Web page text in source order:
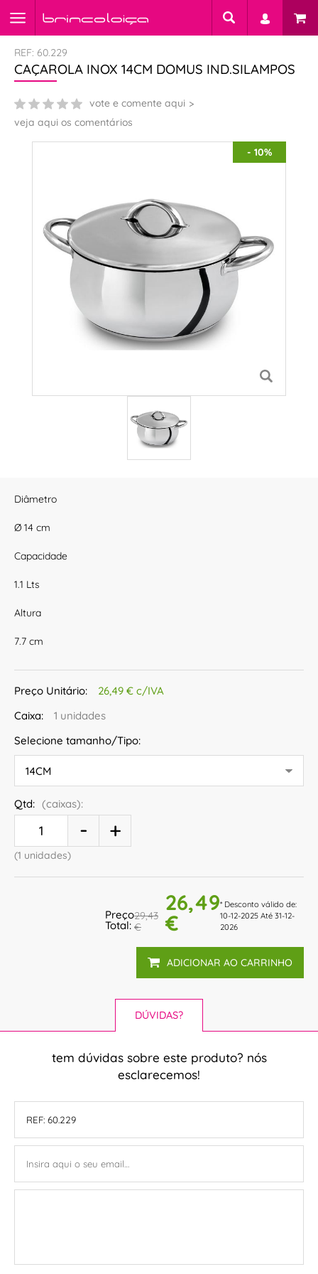
REF: 60.229
CAÇAROLA INOX 14CM DOMUS IND.SILAMPOS
vote e comente aqui
veja aqui os comentários
- 10%
Diâmetro
Ø 14 cm
Capacidade
1.1 Lts
Altura
7.7 cm
Preço Unitário:
26,49 € c/IVA
Caixa:
1 unidades
Selecione tamanho/Tipo:
Qtd: (caixas):
(1 unidades)
Preço
Total:
29,43
€
26,49
€
* Desconto válido de:
10-12-2025 Até 31-12-
2026
ADICIONAR AO CARRINHO
DÚVIDAS?
tem dúvidas sobre este produto? nós
esclarecemos!